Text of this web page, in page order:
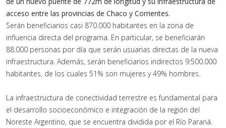
acceso entre las provincias de Chaco y Corrientes.
Serán beneficiarios casi 870.000 habitantes en la zona de
influencia directa del programa. En particular, se beneficiarán
88.000 personas por día que serán usuarias directas de la nueva
infraestructura. Además, serán beneficiarios indirectos 9:500.000
habitantes, de los cuales 51% son mujeres y 49% hombres.
La infraestructura de conectividad terrestre es fundamental para
el desarrollo socioeconómico e integración de la región del
Noreste Argentino, que se encuentra dividida por el Río Paraná.